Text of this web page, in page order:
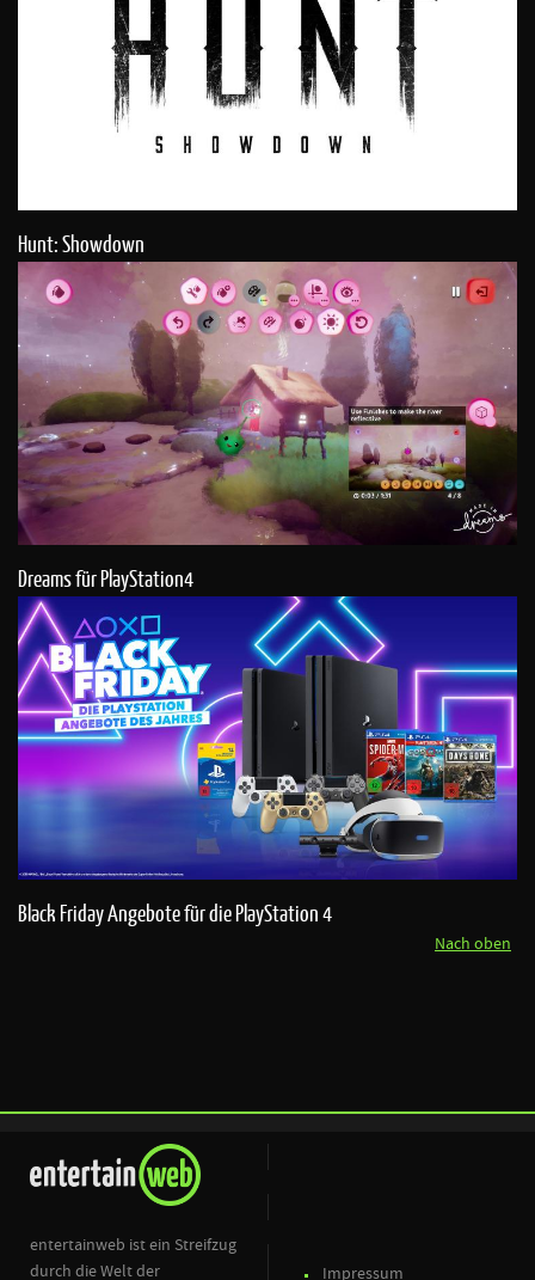
Hunt: Showdown
Dreams für PlayStation4
Black Friday Angebote für die PlayStation 4
Nach oben
entertainweb ist ein Streifzug
durch die Welt der
Impressum